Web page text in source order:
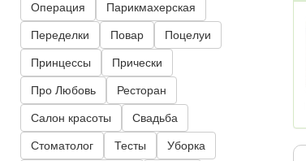
Операция Парикмахерская
Переделки Повар Поцелуи
Принцессы Прически
Про Любовь Ресторан
Салон красоты Свадьба
Стоматолог Тесты Уборка